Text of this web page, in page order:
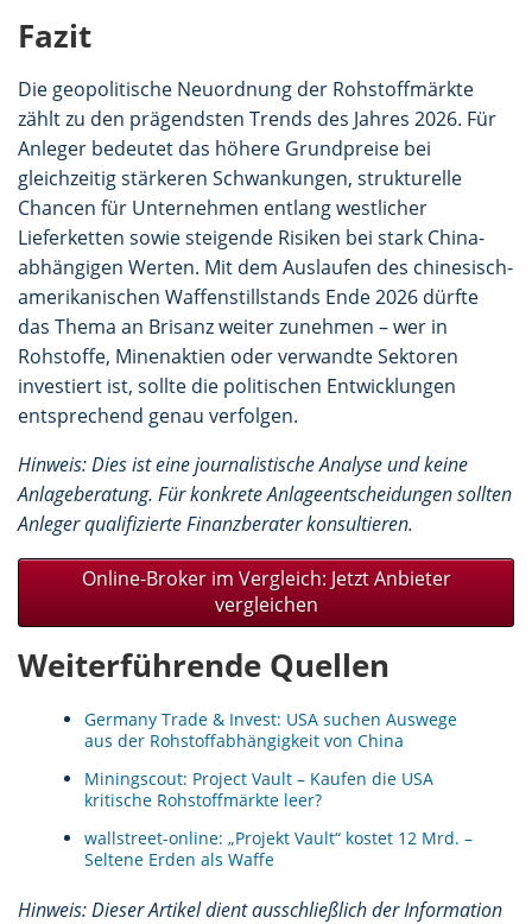
Fazit
Die geopolitische Neuordnung der Rohstoffmärkte
zählt zu den prägendsten Trends des Jahres 2026. Für
Anleger bedeutet das höhere Grundpreise bei
gleichzeitig stärkeren Schwankungen, strukturelle
Chancen für Unternehmen entlang westlicher
Lieferketten sowie steigende Risiken bei stark China-
abhängigen Werten. Mit dem Auslaufen des chinesisch-
amerikanischen Waffenstillstands Ende 2026 dürfte
das Thema an Brisanz weiter zunehmen – wer in
Rohstoffe, Minenaktien oder verwandte Sektoren
investiert ist, sollte die politischen Entwicklungen
entsprechend genau verfolgen.
Hinweis: Dies ist eine journalistische Analyse und keine
Anlageberatung. Für konkrete Anlageentscheidungen sollten
Anleger qualifizierte Finanzberater konsultieren.
Online-Broker im Vergleich: Jetzt Anbieter
vergleichen
Weiterführende Quellen
Germany Trade & Invest: USA suchen Auswege
aus der Rohstoffabhängigkeit von China
Miningscout: Project Vault – Kaufen die USA
kritische Rohstoffmärkte leer?
wallstreet-online: „Projekt Vault“ kostet 12 Mrd. –
Seltene Erden als Waffe
Hinweis: Dieser Artikel dient ausschließlich der Information